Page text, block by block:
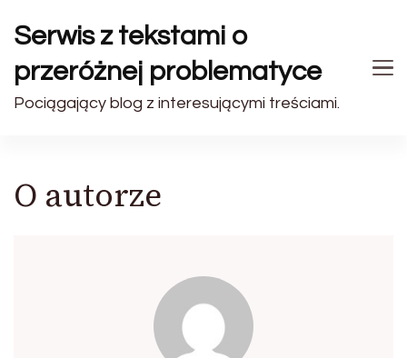
Serwis z tekstami o
przeróżnej problematyce
Pociągający blog z interesującymi treściami.
O autorze